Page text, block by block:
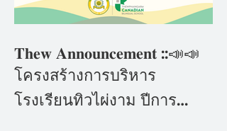
𝐓𝐡𝐞𝐰 𝐀𝐧𝐧𝐨𝐮𝐧𝐜𝐞𝐦𝐞𝐧𝐭 ::📣📣
โครงสร้างการบริหาร
โรงเรียนทิวไผ่งาม ปีการ